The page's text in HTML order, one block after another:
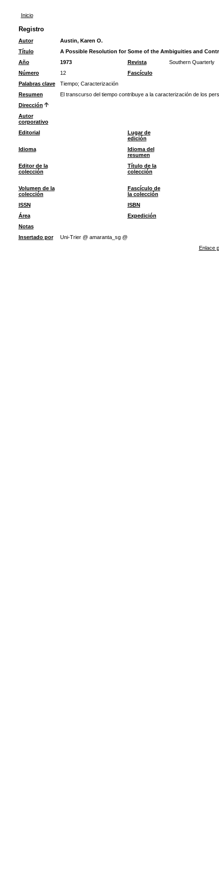
Inicio
Registro
Autor
Austin, Karen O.
Título
A Possible Resolution for Some of the Ambiguities and
Año
1973 Revista
Southern Quarterly
Número
12
Fascículo
Palabras clave
Tiempo; Caracterización
Resumen
El transcurso del tiempo contribuye a la caracterización de los
Dirección
Autor
corporativo
Editorial
Lugar de
edición
Idioma
Idioma del
resumen
Editor de la
colección
Título de la
colección
Volumen de la
colección
Fascículo de
la colección
ISSN
ISBN
Área
Expedición
Notas
Insertado por
Uni-Trier @ amaranta_sg @
Enlace